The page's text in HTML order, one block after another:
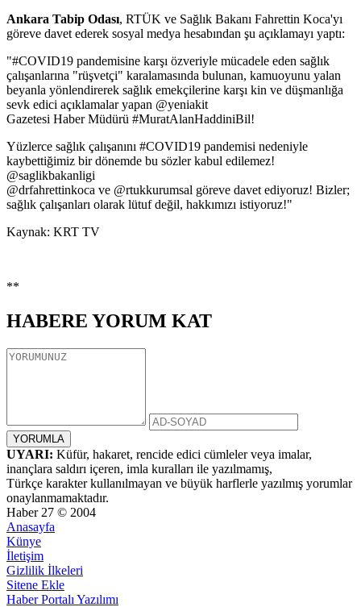
Ankara Tabip Odası, RTÜK ve Sağlık Bakanı Fahrettin Koca'yı
göreve davet ederek sosyal medya hesabından şu açıklamayı yaptı:
"#COVID19 pandemisine karşı özveriyle mücadele eden sağlık
çalışanlarına "rüşvetçi" karalamasında bulunan, kamuoyunu yalan
beyanla yönlendirerek sağlık emekçilerine karşı kin ve düşmanlığa
sevk edici açıklamalar yapan @yeniakit
Gazetesi Haber Müdürü #MuratAlanHaddiniBil!
Yüzlerce sağlık çalışanını #COVID19 pandemisi nedeniyle
kaybettiğimiz bir dönemde bu sözler kabul edilemez!
@saglikbakanligi
@drfahrettinkoca ve @rtukkurumsal göreve davet ediyoruz! Bizler;
sağlık çalışanları olarak lütuf değil, hakkımızı istiyoruz!"
Kaynak: KRT TV
**
HABERE YORUM KAT
UYARI: Küfür, hakaret, rencide edici cümleler veya imalar,
inançlara saldırı içeren, imla kuralları ile yazılmamış,
Türkçe karakter kullanılmayan ve büyük harflerle yazılmış yorumlar
onaylanmamaktadır.
Haber 27 © 2004
Anasayfa
Künye
İletişim
Gizlilik İlkeleri
Sitene Ekle
Haber Portalı Yazılımı